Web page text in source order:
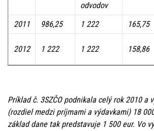
odvodov
2011 986,25 1 222 165,75
2012 1 222 1 222 158,86
Príklad č. 3SZČO podnikala celý rok 2010 a
(rozdiel medzi príjmami a výdavkami) 18
základ dane tak predstavuje 1 500 eur. Vo